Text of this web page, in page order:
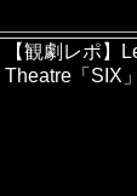
【観劇レポ】
Theatre「SIX」